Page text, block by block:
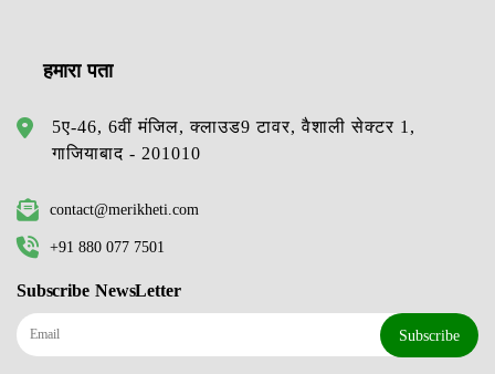
हमारा पता
5ए-46, 6वीं मंजिल, क्लाउड9 टावर, वैशाली सेक्टर 1,
गाजियाबाद - 201010
contact@merikheti.com
+91 880 077 7501
Subscribe NewsLetter
Subscribe